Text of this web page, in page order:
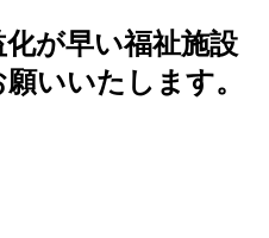
が早い福祉施設
いいたします。